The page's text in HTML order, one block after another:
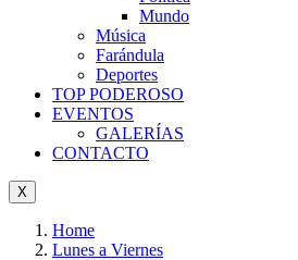
Mundo
Música
Farándula
Deportes
TOP PODEROSO
EVENTOS
GALERÍAS
CONTACTO
X
Home
Lunes a Viernes